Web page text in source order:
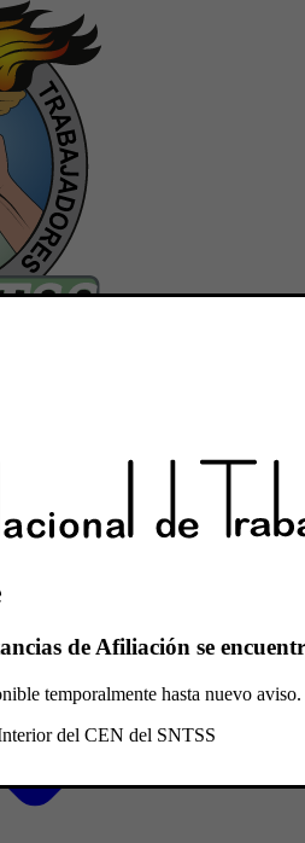
de Afiliación se
temporalmente hasta nuevo
del CEN del SNTSS